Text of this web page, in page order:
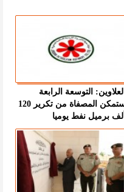
العلاوين: التوسعة الرابعة
ستمكن المصفاة من تكرير 120
ألف برميل نفط يوميا